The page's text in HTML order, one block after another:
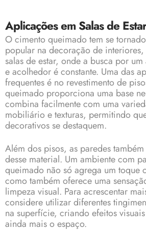
Aplicações em Salas de Estar
O cimento queimado tem se
popular na decoração de
salas de estar, onde a busca por
e acolhedor é constante. Uma das
frequentes é no revestimento de
queimado proporciona uma base
combina facilmente com uma
mobiliário e texturas, permitindo
decorativos se destaquem.
Além dos pisos, as paredes
desse material. Um ambiente com
queimado não só agrega um toque
como também oferece uma
limpeza visual. Para acrescentar
considere utilizar diferentes
na superfície, criando efeitos
ainda mais o espaço.